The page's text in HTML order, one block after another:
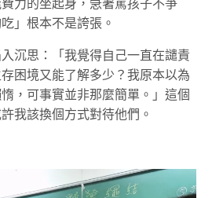
力的坐起身，急著罵孩子不爭
」根本不是誇張。
沉思：「我覺得自己一直在譴責
困境又能了解多少？我原本以為
，可事實並非那麼簡單。」這個
我該換個方式對待他們。